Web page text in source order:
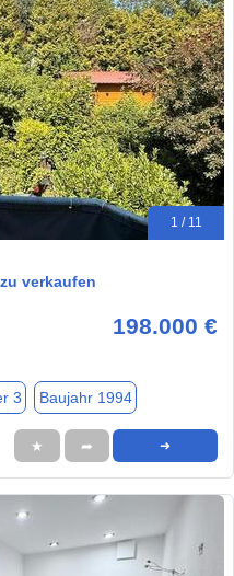
1 / 11
verkaufen
198.000 €
3 Baujahr 1994
★ ➦ ➜